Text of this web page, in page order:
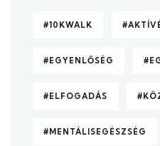
#10KWALK
#EGYENLŐSÉG
#ELFOGADÁS
#MENTÁLISEGÉSZSÉG